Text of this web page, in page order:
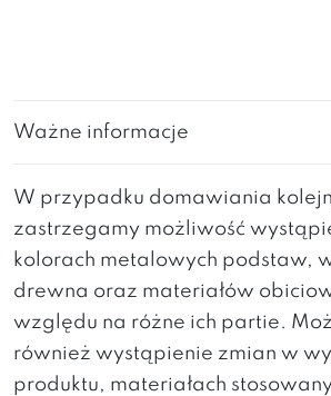
Ważne informacje
W przypadku domawiania
zastrzegamy możliwość
kolorach metalowych podstaw,
drewna oraz materiałów
względu na różne ich partie.
również wystąpienie zmian w
produktu, materiałach